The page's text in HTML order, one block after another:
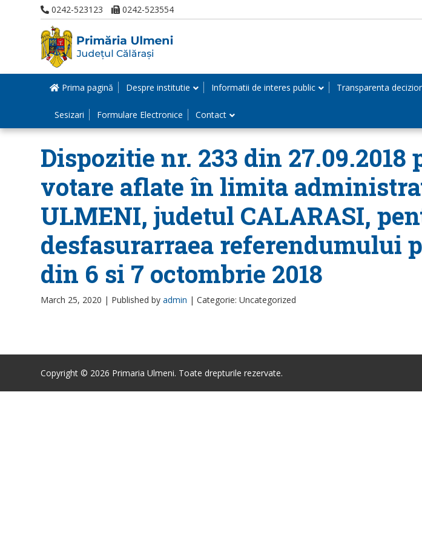
0242-523123 0242-523554
Prima pagină Despre institutie Informatii de interes public Transparenta
Sesizari Formulare Electronice Contact
Dispozitie nr. 233 din
votare aflate în limita
ULMENI, judetul CALARASI,
desfasurarraea referendumului
din 6 si 7 octombrie 2018
March 25, 2020 | Published by admin | Categorie: Uncategorized
Copyright © 2026 Primaria Ulmeni. Toate drepturile rezervate.